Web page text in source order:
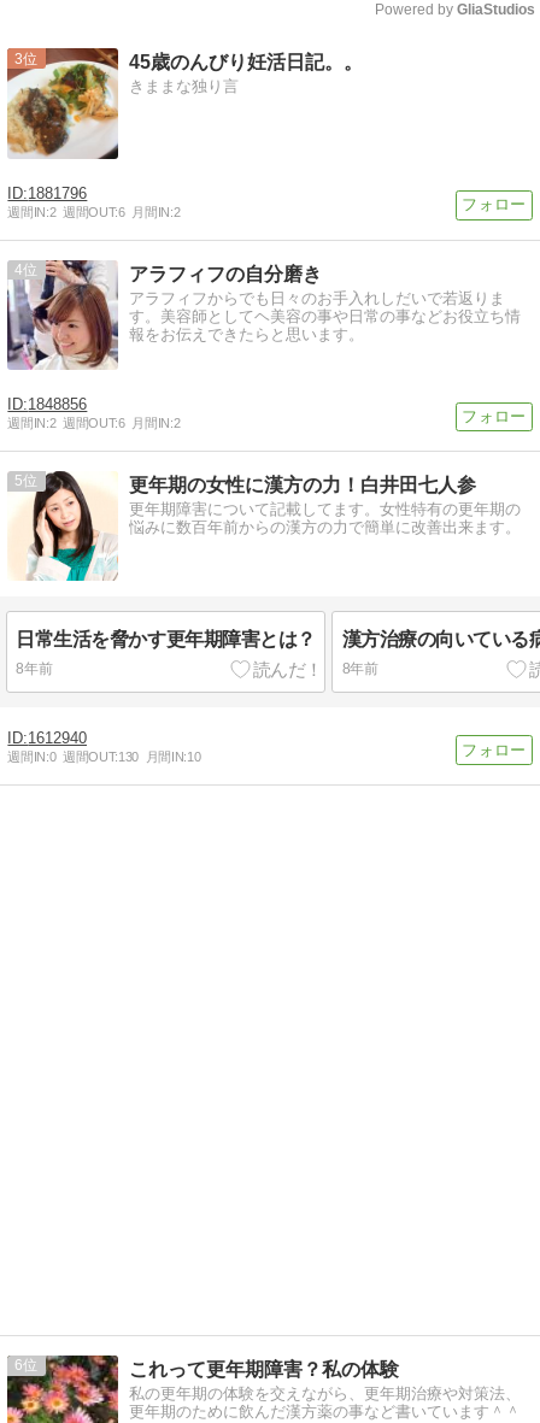
Powered by GliaStudios
3 45歳のんびり妊活日記。。
きままな独り言
1881796
週間IN:2 週間OUT:6 月間IN:2
4 アラフィフの自分磨き
アラフィフからでも日々のお手入れしだいで若返りま
す。美容師としてヘ美容の事や日常の事などお役立ち情
報をお伝えできたらと思います。
1848856
週間IN:2 週間OUT:6 月間IN:2
5 更年期の女性に漢方の力！白井田七人参
更年期障害について記載してます。女性特有の更年期の
悩みに数百年前からの漢方の力で簡単に改善出来ます。
日常生活を脅かす更年期障害とは？
8年前
漢方治療の向いている
8年前
1612940
週間IN:0 週間OUT:130 月間IN:10
6 これって更年期障害？私の体験
私の更年期の体験を交えながら、更年期治療や対策法、
更年期のために飲んだ漢方薬の事など書いています＾＾